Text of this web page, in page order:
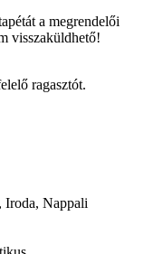
a megrendelői
visszaküldhető!
ragasztót.
Iroda, Nappali